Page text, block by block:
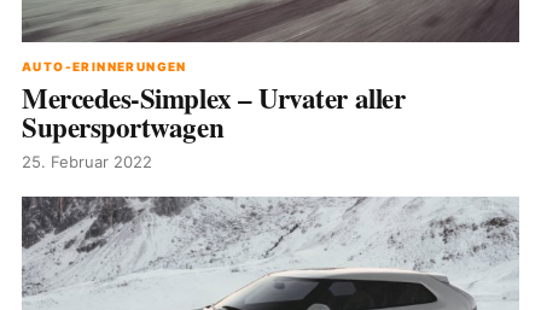
AUTO-ERINNERUNGEN
Mercedes-Simplex – Urvater aller
Supersportwagen
25. Februar 2022